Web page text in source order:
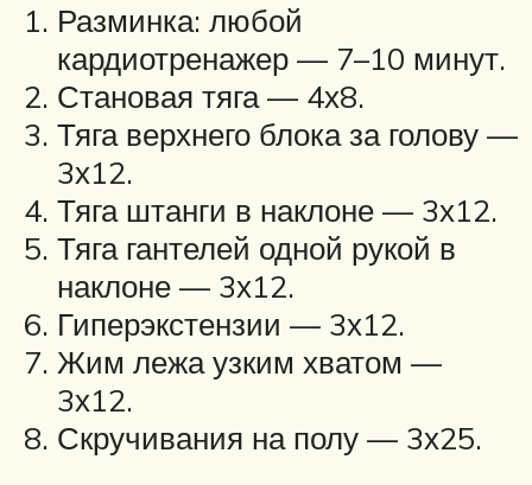
Разминка: любой
кардиотренажер — 7–10 минут.
Становая тяга — 4х8.
Тяга верхнего блока за голову —
3х12.
Тяга штанги в наклоне — 3х12.
Тяга гантелей одной рукой в
наклоне — 3х12.
Гиперэкстензии — 3х12.
Жим лежа узким хватом —
3х12.
Скручивания на полу — 3х25.